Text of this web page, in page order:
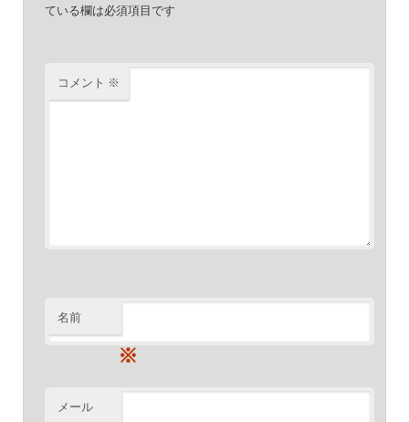
ている欄は必須項目です
コメント ※
名前
※
メール